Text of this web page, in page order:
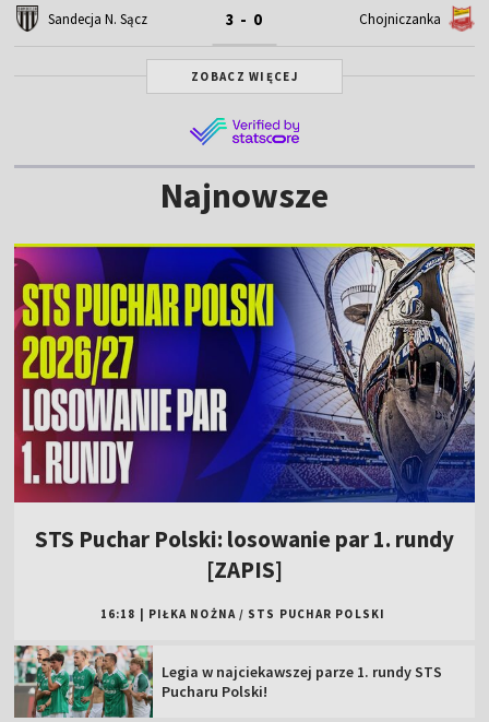
Sandecja N. Sącz 3 - 0 Chojniczanka
ZOBACZ WIĘCEJ
Najnowsze
STS Puchar Polski: losowanie par 1. rundy
[ZAPIS]
16:18 PIŁKA NOŻNA / STS PUCHAR POLSKI
Legia w najciekawszej parze 1. rundy STS
Pucharu Polski!